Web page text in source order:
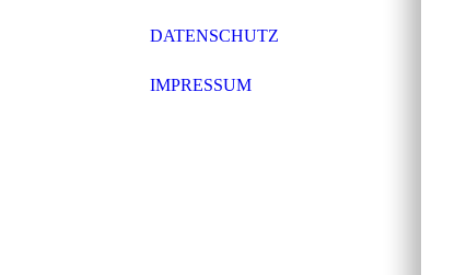
DATENSCHUTZ
IMPRESSUM